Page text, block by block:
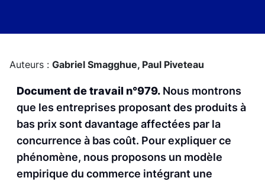
Auteurs : Gabriel Smagghue, Paul Piveteau
Document de travail n°979. Nous montrons
que les entreprises proposant des produits à
bas prix sont davantage affectées par la
concurrence à bas coût. Pour expliquer ce
phénomène, nous proposons un modèle
empirique du commerce intégrant une